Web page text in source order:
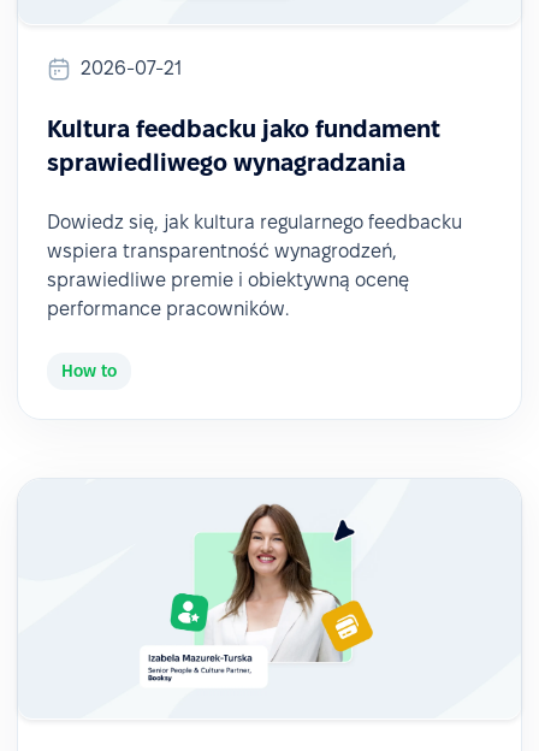
2026-07-21
Kultura feedbacku jako fundament
sprawiedliwego wynagradzania
Dowiedz się, jak kultura regularnego feedbacku
wspiera transparentność wynagrodzeń,
sprawiedliwe premie i obiektywną ocenę
performance pracowników.
How to